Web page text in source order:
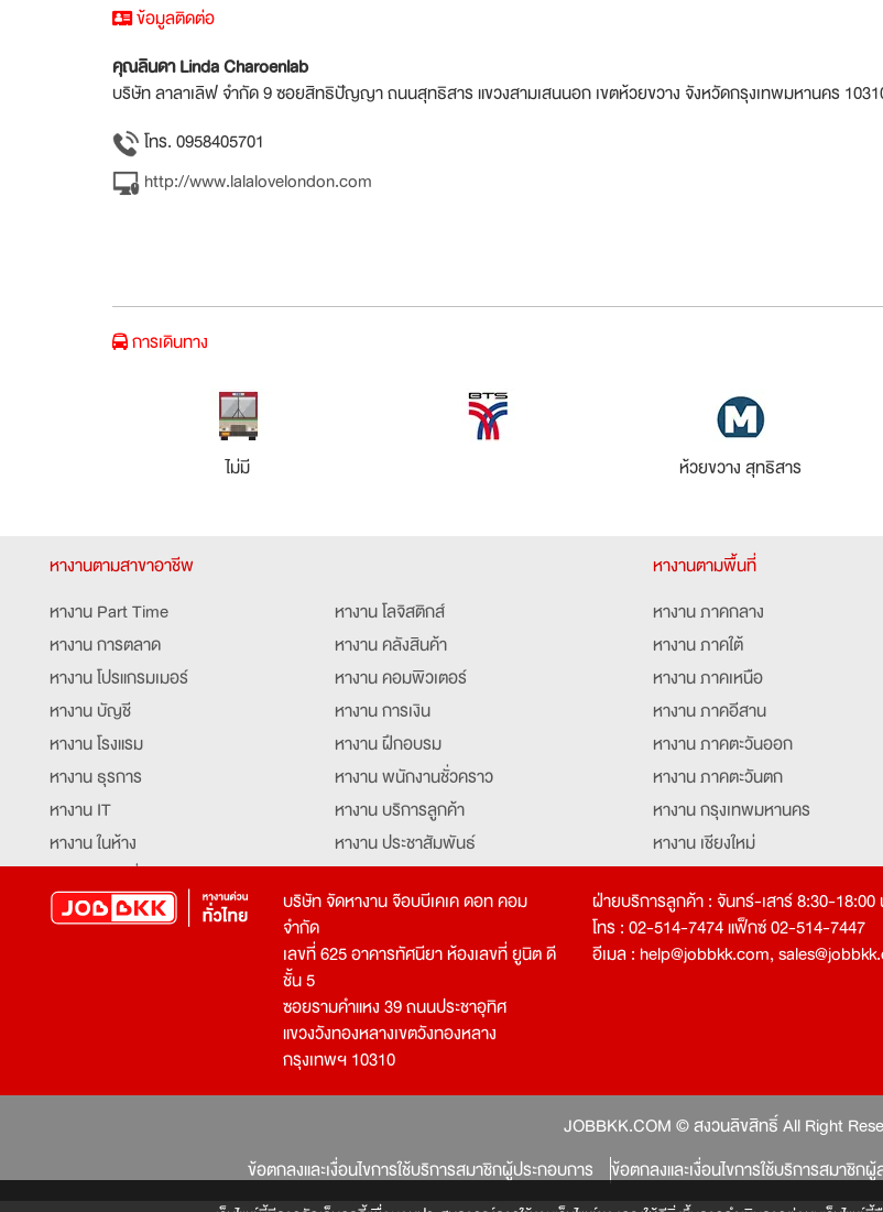
ข้อมูลติดต่อ
คุณลินดา Linda Charoenlab
บริษัท ลาลาเลิฟ จำกัด 9 ซอยสิทธิปัญญา ถนนสุทธิสาร แขวงสามเสนนอก เขตห้วยขวาง จังหวัดกรุงเทพมหานคร
โทร. 0958405701
http://www.lalalovelondon.com
การเดินทาง
ไม่มี ห้วยขวาง สุทธิสาร
หางานตามสาขาอาชีพ
หางาน Part Time
หางาน การตลาด
หางาน โปรแกรมเมอร์
หางาน บัญชี
หางาน โรงแรม
หางาน ธุรการ
หางาน IT
หางาน ในห้าง
หางาน จัดซื้อ
หางาน เจ้าหน้าที่รักษาความปลอดภัย
โปรแกรมเมอร์
หางาน โลจิสติกส์
หางาน คลังสินค้า
หางาน คอมพิวเตอร์
หางาน การเงิน
หางาน ฝึกอบรม
หางาน พนักงานชั่วคราว
หางาน บริการลูกค้า
หางาน ประชาสัมพันธ์
หางาน ประสานงาน
หางาน จองตั๋ว
หางาน กุ๊ก
หางาน นักศึกษาฝึกงาน
หางาน Mobile Application
Developer
บริการสรรหาพนักงาน
บริษัทจัดหางาน
หางานตามพื้นที่
หางาน ภาคกลาง
หางาน ภาคใต้
หางาน ภาคเหนือ
หางาน ภาคอีสาน
หางาน ภาคตะวันออก
หางาน ภาคตะวันตก
หางาน กรุงเทพมหานคร
หางาน เชียงใหม่
บริษัท จัดหางาน จ๊อบบีเคเค ดอท คอม
จำกัด
เลขที่ 625 อาคารทัศนียา ห้องเลขที่ ยูนิต ดี
ชั้น 5
ซอยรามคำแหง 39 ถนนประชาอุทิศ
แขวงวังทองหลางเขตวังทองหลาง
กรุงเทพฯ 10310
ฝ่ายบริการลูกค้า : จันทร์-เสาร์ 8:30-18:00
โทร : 02-514-7474 แฟ็กซ์ 02-514-7447
อีเมล : help@jobbkk.com,
JOBBKK.COM © สงวนลิขสิทธิ์ All Right
ข้อตกลงและเงื่อนไขการใช้บริการสมาชิกผู้ประกอบการ
ข้อตกลงและเงื่อนไขการใช้บริการสมาชิก